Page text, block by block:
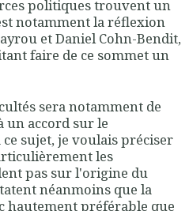
politiques trouvent un
notamment la réflexion
et Daniel Cohn-Bendit,
faire de ce sommet un
sera notamment de
un accord sur le
sujet, je voulais préciser
les
pas sur l'origine du
néanmoins que la
hautement préférable que